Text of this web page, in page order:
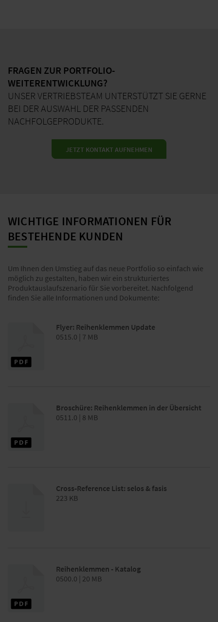
FRAGEN ZUR PORTFOLIO-
WEITERENTWICKLUNG?
UNSER VERTRIEBSTEAM UNTERSTÜTZT SIE GERNE
BEI DER AUSWAHL DER PASSENDEN
NACHFOLGEPRODUKTE.
JETZT KONTAKT AUFNEHMEN
WICHTIGE INFORMATIONEN FÜR
BESTEHENDE KUNDEN
Um Ihnen den Umstieg auf das neue Portfolio so einfach wie
möglich zu gestalten, haben wir ein strukturiertes
Produktauslaufszenario für Sie vorbereitet. Nachfolgend
finden Sie alle Informationen und Dokumente:
Flyer: Reihenklemmen Update
0515.0 | 7 MB
Broschüre: Reihenklemmen in der Übersicht
0511.0 | 8 MB
Cross-Reference List: selos & fasis
223 KB
Reihenklemmen - Katalog
0500.0 | 20 MB